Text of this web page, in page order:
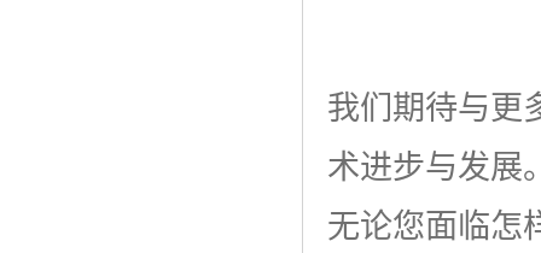
我们期待与更
术进步与发展
无论您面临怎